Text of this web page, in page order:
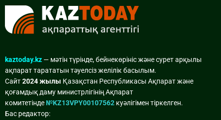
kaztoday.kz — мәтін түрінде, бейнекөрініс және сурет арқылы
ақпарат тарататын тәуелсіз желілік басылым.
Сайт2024 жылы Қазақстан Республикасы Ақпарат және
қоғамдық даму министрлігінің Ақпарат
комитетінде№KZ13VPY00107562 куәлігімен тіркелген.
Бас редактор: